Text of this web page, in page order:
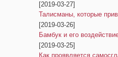
[2019-03-27]
Талисманы, которые
[2019-03-26]
Бамбук и его
[2019-03-25]
Как проявляется